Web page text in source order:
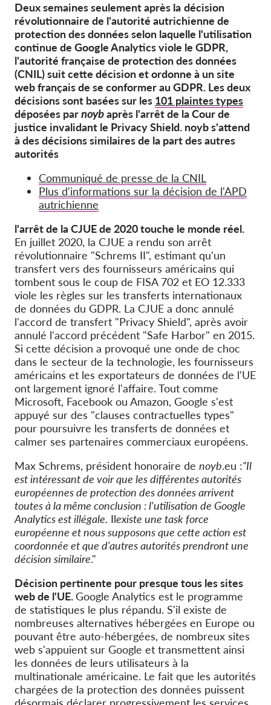
Deux semaines seulement après la décision
révolutionnaire de l'autorité autrichienne de
protection des données selon laquelle l'utilisation
continue de Google Analytics viole le GDPR,
l'autorité française de protection des données
(CNIL) suit cette décision et ordonne à un site
web français de se conformer au GDPR. Les deux
décisions sont basées sur les 101 plaintes types
déposées parnoybaprès l'arrêt de la Cour de
justice invalidant le Privacy Shield. noyb s'attend
à des décisions similaires de la part des autres
autorités
Communiqué de presse de la CNIL
Plus d'informations sur la décision de l'APD
autrichienne
l'arrêt de la CJUE de 2020 touche le monde réel.
En juillet 2020, la CJUE a rendu son arrêt
révolutionnaire "Schrems II", estimant qu'un
transfert vers des fournisseurs américains qui
tombent sous le coup de FISA 702 et EO 12.333
viole les règles sur les transferts internationaux
de données du GDPR. La CJUE a donc annulé
l'accord de transfert "Privacy Shield", après avoir
annulé l'accord précédent "Safe Harbor" en 2015.
Si cette décision a provoqué une onde de choc
dans le secteur de la technologie, les fournisseurs
américains et les exportateurs de données de l'UE
ont largement ignoré l'affaire. Tout comme
Microsoft, Facebook ou Amazon, Google s'est
appuyé sur des "clauses contractuelles types"
pour poursuivre les transferts de données et
calmer ses partenaires commerciaux européens.
Max Schrems, président honoraire de noyb.eu :"Il
est intéressant de voir que les différentes autorités
européennes de protection des données arrivent
toutes à la même conclusion : l'utilisation de Google
Analytics est illégale. Ilexiste une task force
européenne et nous supposons que cette action est
coordonnée et que d'autres autorités prendront une
décision similaire."
Décision pertinente pour presque tous les sites
web de l'UE.Google Analytics est le programme
de statistiques le plus répandu. S'il existe de
nombreuses alternatives hébergées en Europe ou
pouvant être auto-hébergées, de nombreux sites
web s'appuient sur Google et transmettent ainsi
les données de leurs utilisateurs à la
multinationale américaine. Le fait que les autorités
chargées de la protection des données puissent